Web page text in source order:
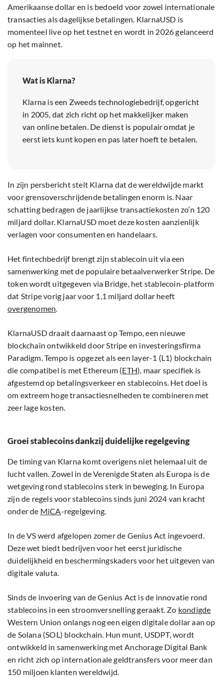
Amerikaanse dollar en is bedoeld voor zowel internationale
transacties als dagelijkse betalingen. KlarnaUSD is
momenteel live op het testnet en wordt in 2026 gelanceerd
op het mainnet.
Wat is Klarna?
Klarna is een Zweeds technologiebedrijf, opgericht
in 2005, dat zich richt op het makkelijker maken
van online betalen. De dienst is populair omdat je
eerst iets kunt kopen en pas later hoeft te betalen.
In zijn persbericht stelt Klarna dat de wereldwijde markt
voor grensoverschrijdende betalingen enorm is. Naar
schatting bedragen de jaarlijkse transactiekosten zo’n 120
miljard dollar. KlarnaUSD moet deze kosten aanzienlijk
verlagen voor consumenten en handelaars.
Het fintechbedrijf brengt zijn stablecoin uit via een
samenwerking met de populaire betaalverwerker Stripe. De
token wordt uitgegeven via Bridge, het stablecoin-platform
dat Stripe vorig jaar voor 1,1 miljard dollar heeft
overgenomen.
KlarnaUSD draait daarnaast op Tempo, een nieuwe
blockchain ontwikkeld door Stripe en investeringsfirma
Paradigm. Tempo is opgezet als een layer-1 (L1) blockchain
die compatibel is met Ethereum (ETH), maar specifiek is
afgestemd op betalingsverkeer en stablecoins. Het doel is
om extreem hoge transactiesnelheden te combineren met
zeer lage kosten.
Groei stablecoins dankzij duidelijke regelgeving
De timing van Klarna komt overigens niet helemaal uit de
lucht vallen. Zowel in de Verenigde Staten als Europa is de
wetgeving rond stablecoins sterk in beweging. In Europa
zijn de regels voor stablecoins sinds juni 2024 van kracht
onder de MiCA-regelgeving.
In de VS werd afgelopen zomer de Genius Act ingevoerd.
Deze wet biedt bedrijven voor het eerst juridische
duidelijkheid en beschermingskaders voor het uitgeven van
digitale valuta.
Sinds de invoering van de Genius Act is de innovatie rond
stablecoins in een stroomversnelling geraakt. Zo kondigde
Western Union onlangs nog een eigen digitale dollar aan op
de Solana (SOL) blockchain. Hun munt, USDPT, wordt
ontwikkeld in samenwerking met Anchorage Digital Bank
en richt zich op internationale geldtransfers voor meer dan
150 miljoen klanten wereldwijd.